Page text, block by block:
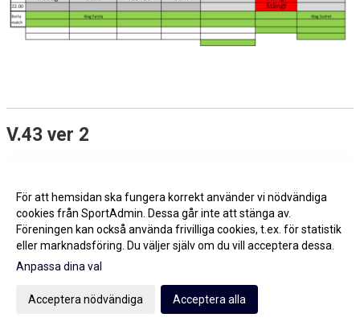
V.43 ver 2
För att hemsidan ska fungera korrekt använder vi nödvändiga
cookies från SportAdmin. Dessa går inte att stänga av.
Föreningen kan också använda frivilliga cookies, t.ex. för statistik
eller marknadsföring. Du väljer själv om du vill acceptera dessa.
Anpassa dina val
Acceptera nödvändiga Acceptera alla